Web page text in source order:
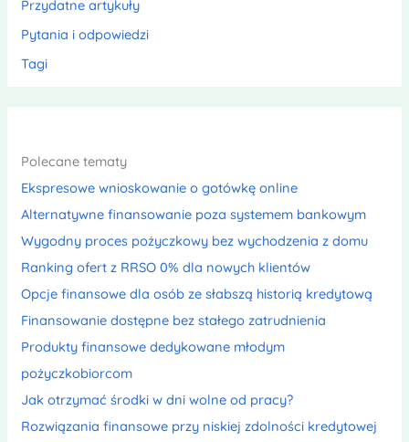
Przydatne artykuły
Pytania i odpowiedzi
Tagi
Polecane tematy
Ekspresowe wnioskowanie o gotówkę online
Alternatywne finansowanie poza systemem bankowym
Wygodny proces pożyczkowy bez wychodzenia z domu
Ranking ofert z RRSO 0% dla nowych klientów
Opcje finansowe dla osób ze słabszą historią kredytową
Finansowanie dostępne bez stałego zatrudnienia
Produkty finansowe dedykowane młodym
pożyczkobiorcom
Jak otrzymać środki w dni wolne od pracy?
Rozwiązania finansowe przy niskiej zdolności kredytowej